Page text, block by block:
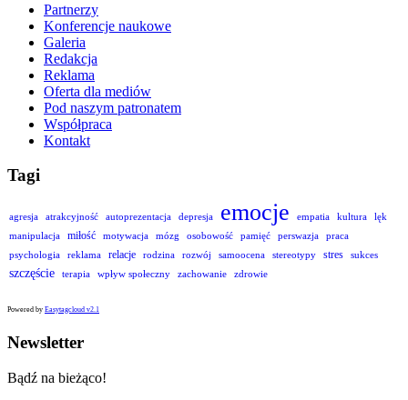
Partnerzy
Konferencje naukowe
Galeria
Redakcja
Reklama
Oferta dla mediów
Pod naszym patronatem
Współpraca
Kontakt
Tagi
agresja atrakcyjność autoprezentacja depresja emocje empatia kultura
lęk
manipulacja
miłość motywacja mózg osobowość pamięć perswazja
praca
psychologia
reklama relacje rodzina rozwój samoocena stereotypy stres sukces
szczęście terapia wpływ społeczny zachowanie zdrowie
Powered by Easytagcloud v2.1
Newsletter
Bądź na bieżąco!